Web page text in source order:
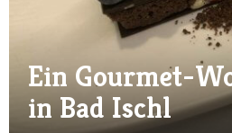
Ein Gourmet-
in Bad Ischl